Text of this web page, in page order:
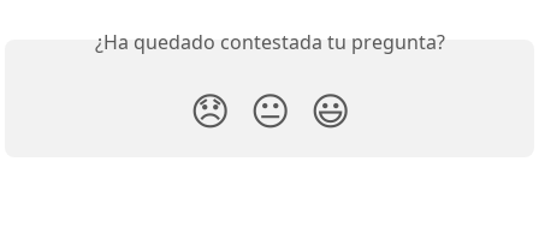
¿Ha quedado contestada tu pregunta?
😞 😐 😃